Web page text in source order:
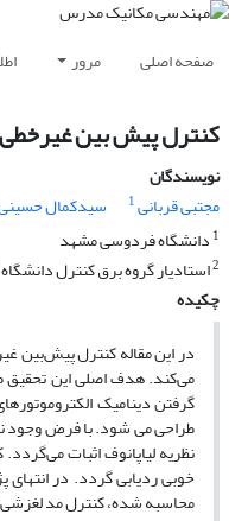
صفحه اصلی مرور
کنترل پیش‌ بین
نویسندگان
مجتبی قربانی1 سیدکمال حسینی
1 دانشگاه فردوسی مشهد
2استادیار گروه برق کنترل
چکیده
در این مقاله کنترل ‌پیش‌بین
می‌کند. هدف اصلی این تحقیق
گرفتن دینامیک
طراحی می شود. با فرض وجود
نظریه لیاپانوف اثبات
خوبی ردیابی گردد. در
محاسبه شده، کنترل مد لغزشی